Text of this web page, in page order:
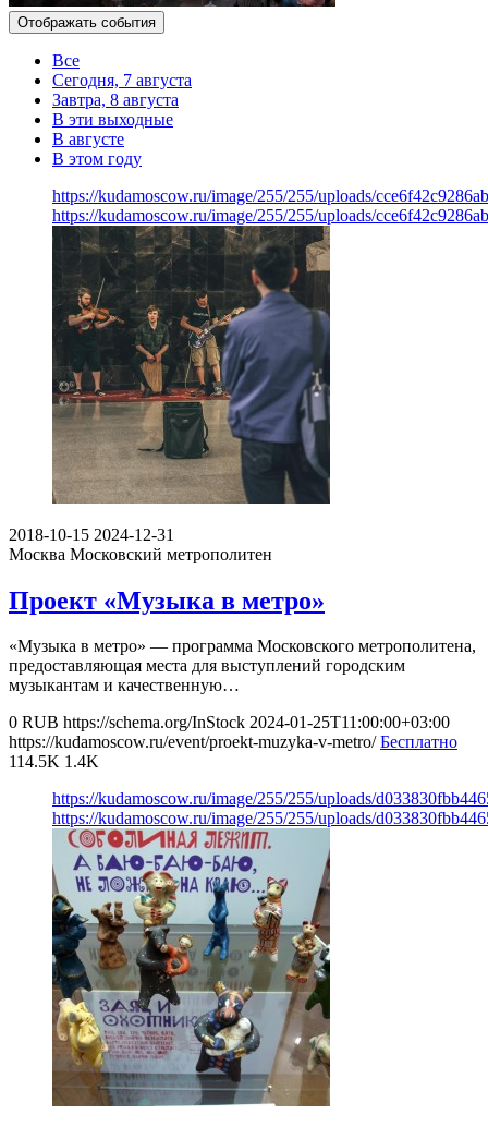
Отображать события
Все
Сегодня, 7 августа
Завтра, 8 августа
В эти выходные
В августе
В этом году
https://kudamoscow.ru/image/255/255/uploads/
https://kudamoscow.ru/image/255/255/uploads/
2018-10-15 2024-12-31
Москва Московский метрополитен
Проект «Музыка в метро»
«Музыка в метро» — программа Московского метрополитена,
предоставляющая места для выступлений городским
музыкантам и качественную…
0 RUB https://schema.org/InStock 2024-01-25T11:00:00+03:00
https://kudamoscow.ru/event/proekt-muzyka-v-metro/ Бесплатно
114.5K 1.4K
https://kudamoscow.ru/image/255/255/uploads/
https://kudamoscow.ru/image/255/255/uploads/